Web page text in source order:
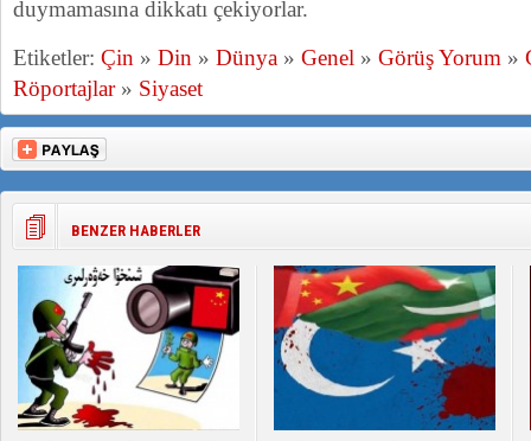
duymamasına dikkatı çekiyorlar.
Etiketler: Çin » Din » Dünya » Genel » Görüş Yorum »
Röportajlar» Siyaset
BENZER HABERLER